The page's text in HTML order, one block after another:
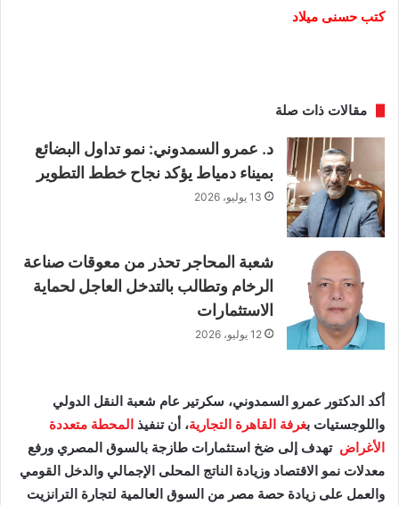
كتب حسنى ميلاد
مقالات ذات صلة
د. عمرو السمدوني: نمو تداول البضائع
بميناء دمياط يؤكد نجاح خطط التطوير
13 يوليو، 2026
شعبة المحاجر تحذر من معوقات صناعة
الرخام وتطالب بالتدخل العاجل لحماية
الاستثمارات
12 يوليو، 2026
أكد الدكتور عمرو السمدوني، سكرتير عام شعبة النقل الدولي
واللوجستيات بغرفة القاهرة التجارية، أن تنفيذ المحطة متعددة
الأغراض تهدف إلى ضخ استثمارات طازجة بالسوق المصري ورفع
معدلات نمو الاقتصاد وزيادة الناتج المحلى الإجمالي والدخل القومي
والعمل على زيادة حصة مصر من السوق العالمية لتجارة الترانزيت